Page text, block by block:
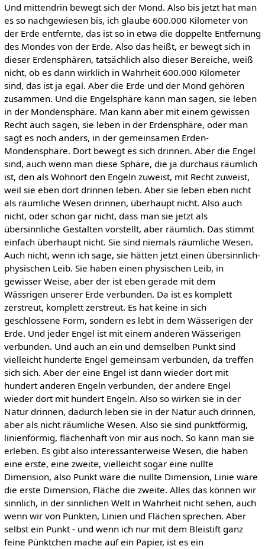
Und mittendrin bewegt sich der Mond. Also bis jetzt hat man
es so nachgewiesen bis, ich glaube 600.000 Kilometer von
der Erde entfernte, das ist so in etwa die doppelte Entfernung
des Mondes von der Erde. Also das heißt, er bewegt sich in
dieser Erdensphären, tatsächlich also dieser Bereiche, weiß
nicht, ob es dann wirklich in Wahrheit 600.000 Kilometer
sind, das ist ja egal. Aber die Erde und der Mond gehören
zusammen. Und die Engelsphäre kann man sagen, sie leben
in der Mondensphäre. Man kann aber mit einem gewissen
Recht auch sagen, sie leben in der Erdensphäre, oder man
sagt es noch anders, in der gemeinsamen Erden-
Mondensphäre. Dort bewegt es sich drinnen. Aber die Engel
sind, auch wenn man diese Sphäre, die ja durchaus räumlich
ist, den als Wohnort den Engeln zuweist, mit Recht zuweist,
weil sie eben dort drinnen leben. Aber sie leben eben nicht
als räumliche Wesen drinnen, überhaupt nicht. Also auch
nicht, oder schon gar nicht, dass man sie jetzt als
übersinnliche Gestalten vorstellt, aber räumlich. Das stimmt
einfach überhaupt nicht. Sie sind niemals räumliche Wesen.
Auch nicht, wenn ich sage, sie hätten jetzt einen übersinnlich-
physischen Leib. Sie haben einen physischen Leib, in
gewisser Weise, aber der ist eben gerade mit dem
Wässrigen unserer Erde verbunden. Da ist es komplett
zerstreut, komplett zerstreut. Es hat keine in sich
geschlossene Form, sondern es lebt in dem Wässerigen der
Erde. Und jeder Engel ist mit einem anderen Wässerigen
verbunden. Und auch an ein und demselben Punkt sind
vielleicht hunderte Engel gemeinsam verbunden, da treffen
sich sich. Aber der eine Engel ist dann wieder dort mit
hundert anderen Engeln verbunden, der andere Engel
wieder dort mit hundert Engeln. Also so wirken sie in der
Natur drinnen, dadurch leben sie in der Natur auch drinnen,
aber als nicht räumliche Wesen. Also sie sind punktförmig,
linienförmig, flächenhaft von mir aus noch. So kann man sie
erleben. Es gibt also interessanterweise Wesen, die haben
eine erste, eine zweite, vielleicht sogar eine nullte
Dimension, also Punkt wäre die nullte Dimension, Linie wäre
die erste Dimension, Fläche die zweite. Alles das können wir
sinnlich, in der sinnlichen Welt in Wahrheit nicht sehen, auch
wenn wir von Punkten, Linien und Flächen sprechen. Aber
selbst ein Punkt - und wenn ich nur mit dem Bleistift ganz
feine Pünktchen mache auf ein Papier, ist es ein